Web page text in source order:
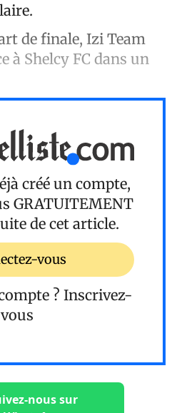
de finale, Izi Team
à Shelcy FC dans un
créé un compte,
GRATUITEMENT
de cet article.
vous
? Inscrivez-
vous
nous sur